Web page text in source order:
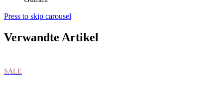
Press to skip carousel
Verwandte Artikel
SALE